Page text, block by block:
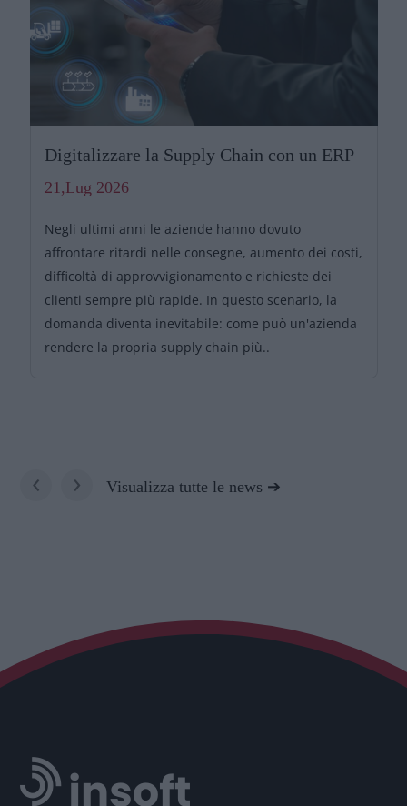
Digitalizzare la Supply Chain con un ERP
21,Lug 2026
Negli ultimi anni le aziende hanno dovuto
affrontare ritardi nelle consegne, aumento dei costi,
difficoltà di approvvigionamento e richieste dei
clienti sempre più rapide. In questo scenario, la
domanda diventa inevitabile: come può un'azienda
rendere la propria supply chain più..
‹ › Visualizza tutte le news